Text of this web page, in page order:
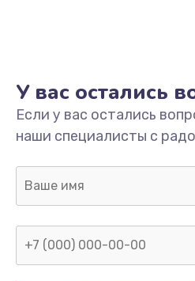
У вас остались
Если у вас остались
наши специалисты с